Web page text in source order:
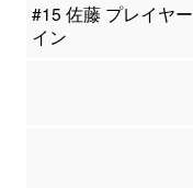
#15 佐藤 プレイヤー
イン